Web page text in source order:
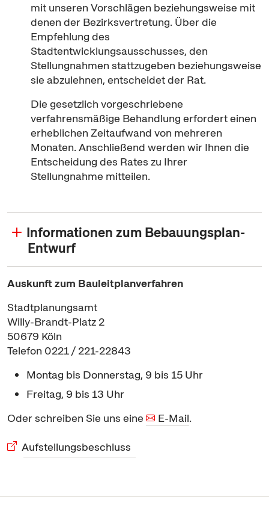
mit unseren Vorschlägen beziehungsweise mit
denen der Bezirksvertretung. Über die
Empfehlung des
Stadtentwicklungsausschusses, den
Stellungnahmen stattzugeben beziehungsweise
sie abzulehnen, entscheidet der Rat.
Die gesetzlich vorgeschriebene
verfahrensmäßige Behandlung erfordert einen
erheblichen Zeitaufwand von mehreren
Monaten. Anschließend werden wir Ihnen die
Entscheidung des Rates zu Ihrer
Stellungnahme mitteilen.
Informationen zum Bebauungsplan-
Entwurf
Auskunft zum Bauleitplanverfahren
Stadtplanungsamt
Willy-Brandt-Platz 2
50679 Köln
Telefon 0221 / 221-22843
Montag bis Donnerstag, 9 bis 15 Uhr
Freitag, 9 bis 13 Uhr
Oder schreiben Sie uns eine
E-Mail.
Aufstellungsbeschluss